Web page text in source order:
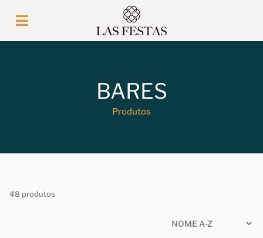
BARES
Produtos
48 produtos